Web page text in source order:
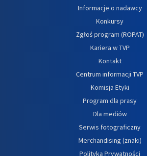
Informacje o nadawcy
Konkursy
Zgłoś program (ROPAT)
Kariera w TVP
Kontakt
Centrum informacji TVP
Komisja Etyki
Program dla prasy
Dla mediów
Serwis fotograficzny
Merchandising (znaki)
Polityka Prywatności